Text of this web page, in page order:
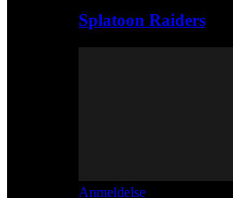
Splatoon Raiders
Anmeldelse